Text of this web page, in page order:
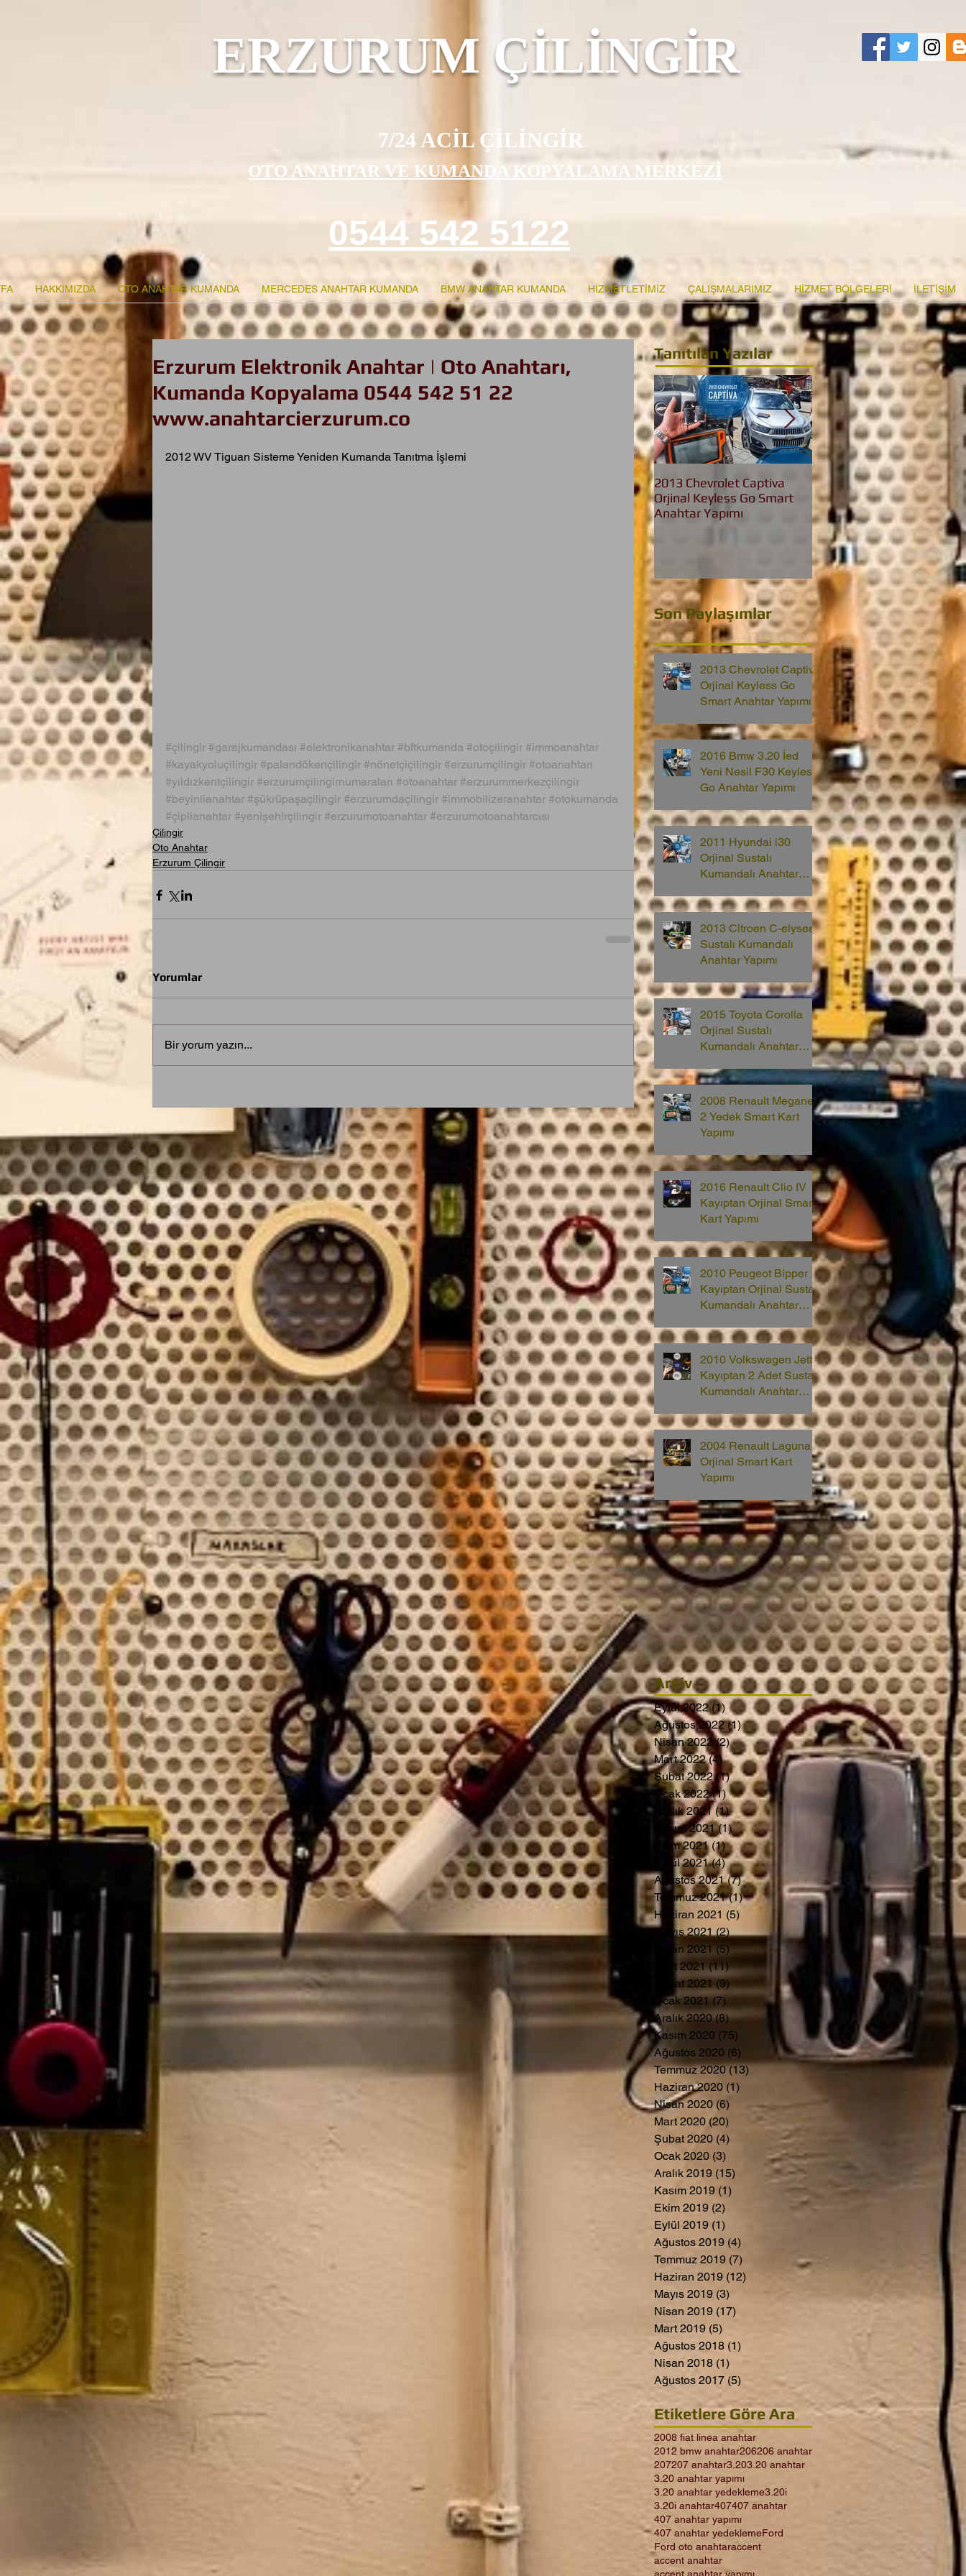
ERZURUM ÇİLİNGİR
7/24 ACİL ÇİLİNGİR
OTO ANAHTAR VE KUMANDA KOPYALAMA MERKEZİ
0544 542 5122
HAKKIMIZDA OTO ANAHTAR KUMANDA MERCEDES ANAHTAR KUMANDA BMW ANAHTAR KUMANDA HİZMETLETİMİZ ÇALIŞMALARIMIZ HİZMET BÖLGELERİ İLETİŞİM
Erzurum Elektronik Anahtar | Oto Anahtarı,
Kumanda Kopyalama 0544 542 51 22
www.anahtarcierzurum.co
2012 WV Tiguan Sisteme Yeniden Kumanda Tanıtma İşlemi
#çilingir #garajkumandası #elektronikanahtar #bftkumanda #otoçilingir #immoanahtar
#kayakyoluçilingir #palandökençilingir #nönetçiçilingir #erzurumçilingir #otoanahtarı
#yıldızkentçilingir #erzurumçilingirnumaraları #otoanahtar #erzurummerkezçilingir
#beyinlianahtar #şükrüpaşaçilingir #erzurumdaçilingir #immobilizeranahtar #otokumanda
#çiplianahtar #yenişehirçilingir #erzurumotoanahtar #erzurumotoanahtarcısı
Çilingir
Oto Anahtar
Erzurum Çilingir
Yorumlar
Bir yorum yazın...
Tanıtılan Yazılar
2013 Chevrolet Captiva
Orjinal Keyless Go Smart
Anahtar Yapımı
2016 Bmw 3.20 İed Yeni
Nesil F30 Keyless Go
Anahtar Yapımı
Son Paylaşımlar
2013 Chevrolet Captiva
Orjinal Keyless Go
Smart Anahtar Yapımı
2016 Bmw 3.20 İed
Yeni Nesil F30 Keyless
Go Anahtar Yapımı
2011 Hyundai i30
Orjinal Sustalı
Kumandalı Anahtar
2013 Citroen C-elysee
Sustalı Kumandalı
Anahtar Yapımı
2015 Toyota Corolla
Orjinal Sustalı
Kumandalı Anahtar
2008 Renault Megane
2 Yedek Smart Kart
Yapımı
2016 Renault Clio IV
Kayıptan Orjinal Smart
Kart Yapımı
2010 Peugeot Bipper
Kayıptan Orjinal Sustalı
Kumandalı Anahtar
2010 Volkswagen Jetta
Kayıptan 2 Adet Sustalı
Kumandalı Anahtar
2004 Renault Laguna 2
Orjinal Smart Kart
Yapımı
Arşiv
Eylül 2022 (1) 1 yazı
Ağustos 2022 (1)1 yazı
Nisan 2022 (2)2 yazı
Mart 2022 (4)4 yazı
Şubat 2022 (1)1 yazı
Ocak 2022 (1)1 yazı
Aralık 2021 (1)1 yazı
Kasım 2021 (1)1 yazı
Ekim 2021 (1)1 yazı
Eylül 2021 (4)4 yazı
Ağustos 2021 (7)7 yazı
Temmuz 2021 (1)1 yazı
Haziran 2021 (5)
Mayıs 2021 (2)2 yazı
Nisan 2021 (5)5 yazı
Mart 2021 (11)11 yazı
Şubat 2021 (9)
Ocak 2021 (7)
Aralık 2020 (8)8 yazı
Kasım 2020 (75)
Ağustos 2020 (6)
Temmuz 2020 (13) 13 yazı
Haziran 2020 (1)
Nisan 2020 (6) 6 yazı
Mart 2020 (20) 20 yazı
Şubat 2020 (4)
Ocak 2020 (3)
Aralık 2019 (15) 15 yazı
Kasım 2019 (1)
Ekim 2019 (2)
Eylül 2019 (1)
Ağustos 2019 (4)
Temmuz 2019 (7)
Haziran 2019 (12)
Mayıs 2019 (3)
Nisan 2019 (17)
Mart 2019 (5)
Ağustos 2018 (1)
Nisan 2018 (1) 1 yazı
Ağustos 2017 (5)
Etiketlere Göre Ara
2008 fiat linea anahtar
2012 bmw anahtar206206 anahtar
207207 anahtar3.203.20 anahtar
3.20 anahtar yapımı
3.20 anahtar yedekleme3.20i
3.20i anahtar407407 anahtar
407 anahtar yapımı
407 anahtar yedeklemeFord
Ford oto anahtaraccent
accent anahtar
accent anahtar yapımı